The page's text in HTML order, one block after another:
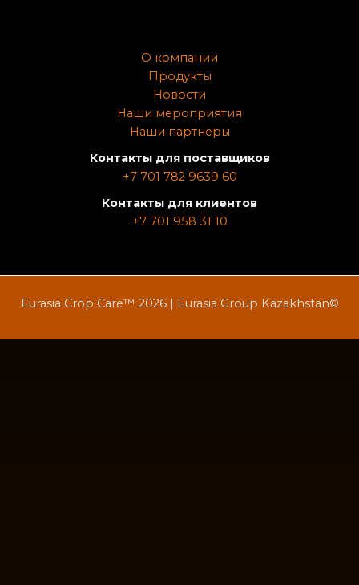
О компании
Продукты
Новости
Наши мероприятия
Наши партнеры
Контакты для поставщиков
+7 701 782 9639 60
Контакты для клиентов
+7 701 958 31 10
Eurasia Crop Care™ 2026 | Eurasia Group Kazakhstan©